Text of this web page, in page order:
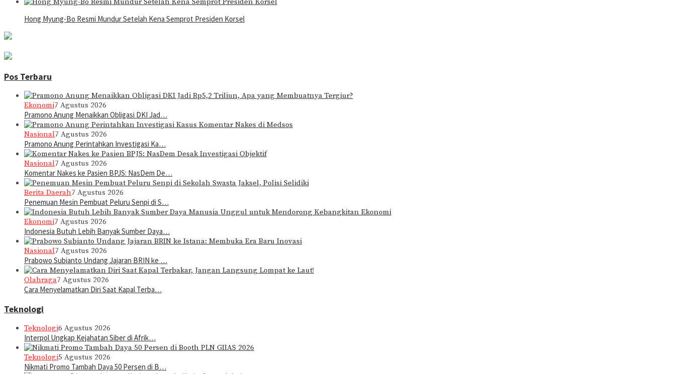
Hong Myung-Bo Resmi Mundur Setelah Kena Semprot Presiden Korsel
Pos Terbaru
Ekonomi7 Agustus 2026
Pramono Anung Menaikkan Obligasi DKI Jad…
Nasional7 Agustus 2026
Pramono Anung Perintahkan Investigasi Ka…
Nasional7 Agustus 2026
Komentar Nakes ke Pasien BPJS: NasDem De…
Berita Daerah7 Agustus 2026
Penemuan Mesin Pembuat Peluru Senpi di S…
Ekonomi7 Agustus 2026
Indonesia Butuh Lebih Banyak Sumber Daya…
Nasional7 Agustus 2026
Prabowo Subianto Undang Jajaran BRIN ke …
Olahraga7 Agustus 2026
Cara Menyelamatkan Diri Saat Kapal Terba…
Teknologi
Teknologi6 Agustus 2026
Interpol Ungkap Kejahatan Siber di Afrik…
Teknologi5 Agustus 2026
Nikmati Promo Tambah Daya 50 Persen di B…